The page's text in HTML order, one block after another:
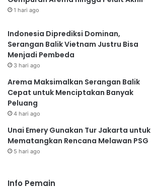
1 hari ago
Indonesia Diprediksi Dominan,
Serangan Balik Vietnam Justru Bisa
Menjadi Pembeda
3 hari ago
Arema Maksimalkan Serangan Balik
Cepat untuk Menciptakan Banyak
Peluang
4 hari ago
Unai Emery Gunakan Tur Jakarta untuk
Mematangkan Rencana Melawan PSG
5 hari ago
Info Pemain